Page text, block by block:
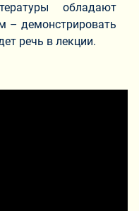
обладают
– демонстрировать
речь в лекции.